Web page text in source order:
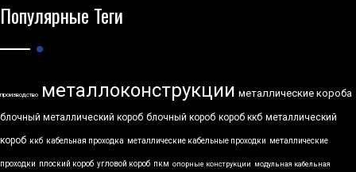
Популярные Теги
производство металлоконструкции металлические короба
блочный металлический короб блочный короб короб ккб металлический
короб ккб кабельная проходка металлические кабельные проходки металлические
проходки плоский короб угловой короб пкм опорные конструкции модульная кабельная